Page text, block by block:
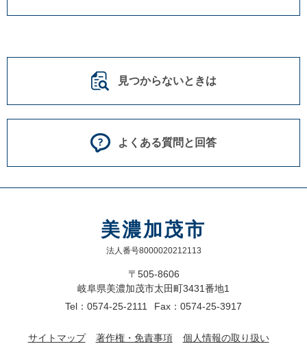
見つからないときは
よくある質問と回答
美濃加茂市
法人番号8000020212113
〒505-8606
岐阜県美濃加茂市太田町3431番地1
Tel：0574-25-2111
Fax：0574-25-3917
サイトマップ 著作権・免責事項
個人情報の取り扱い